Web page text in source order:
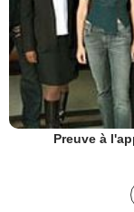
Preuve à